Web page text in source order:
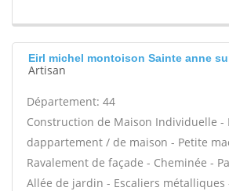
Eirl michel montoison Sainte anne
Artisan
Département: 44
Construction de Maison Individuelle -
dappartement / de maison - Petite
Ravalement de façade - Cheminée -
Allée de jardin - Escaliers métalliques